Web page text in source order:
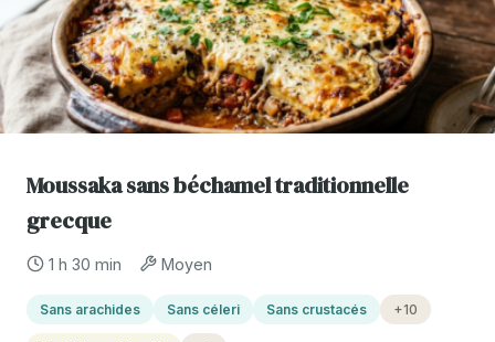
Moussaka sans béchamel traditionnelle
grecque
1 h 30 min Moyen
Sans arachides Sans céleri Sans crustacés +10